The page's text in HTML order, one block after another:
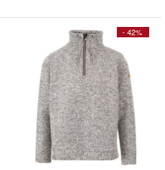
- 42%